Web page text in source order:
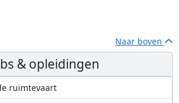
Naar boven
& opleidingen
ruimtevaart